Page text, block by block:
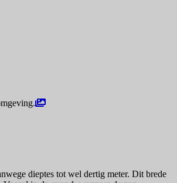
dieptes tot wel dertig meter. Dit brede